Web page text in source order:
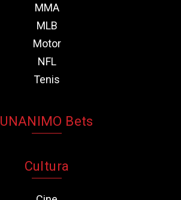
MMA
MLB
Motor
NFL
Tenis
UNANIMO Bets
Cultura